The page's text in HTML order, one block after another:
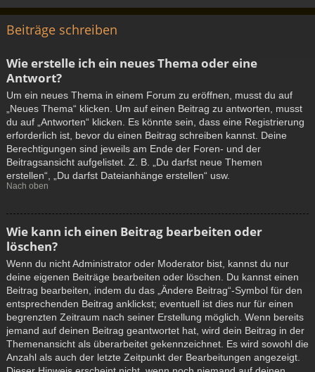
Beiträge schreiben
Wie erstelle ich ein neues Thema oder eine
Antwort?
Um ein neues Thema in einem Forum zu eröffnen, musst du auf
„Neues Thema“ klicken. Um auf einen Beitrag zu antworten, musst
du auf „Antworten“ klicken. Es könnte sein, dass eine Registrierung
erforderlich ist, bevor du einen Beitrag schreiben kannst. Deine
Berechtigungen sind jeweils am Ende der Foren- und der
Beitragsansicht aufgelistet. Z. B. „Du darfst neue Themen
erstellen“, „Du darfst Dateianhänge erstellen“ usw.
Nach oben
Wie kann ich einen Beitrag bearbeiten oder
löschen?
Wenn du nicht Administrator oder Moderator bist, kannst du nur
deine eigenen Beiträge bearbeiten oder löschen. Du kannst einen
Beitrag bearbeiten, indem du das „Ändere Beitrag“-Symbol für den
entsprechenden Beitrag anklickst; eventuell ist dies nur für einen
begrenzten Zeitraum nach seiner Erstellung möglich. Wenn bereits
jemand auf deinen Beitrag geantwortet hat, wird dein Beitrag in der
Themenansicht als überarbeitet gekennzeichnet. Es wird sowohl die
Anzahl als auch der letzte Zeitpunkt der Bearbeitungen angezeigt.